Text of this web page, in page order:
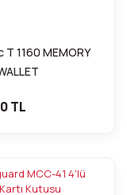
T 1160 MEMORY
TL